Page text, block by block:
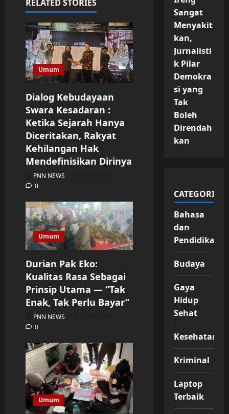
RELATED STORIES
Umum
Dialog Kebudayaan
Swara Kesadaran :
Ketika Sejarah Hanya
Diceritakan, Rakyat
Kehilangan Hak
Mendefinisikan Dirinya
PNN NEWS
0
Umum
Durian Pak Eko:
Kualitas Rasa Sebagai
Prinsip Utama — “Tak
Enak, Tak Perlu Bayar”
PNN NEWS
0
Umum
Sangat
Menyakit
kan,
Jurnalisti
k Pilar
Demokra
si yang
Tak
Boleh
Direndah
kan
CATEGORIES
Bahasa
dan
Pendidikan
Budaya
Gaya
Hidup
Sehat
Kesehatan
Kriminal
Laptop
Terbaik